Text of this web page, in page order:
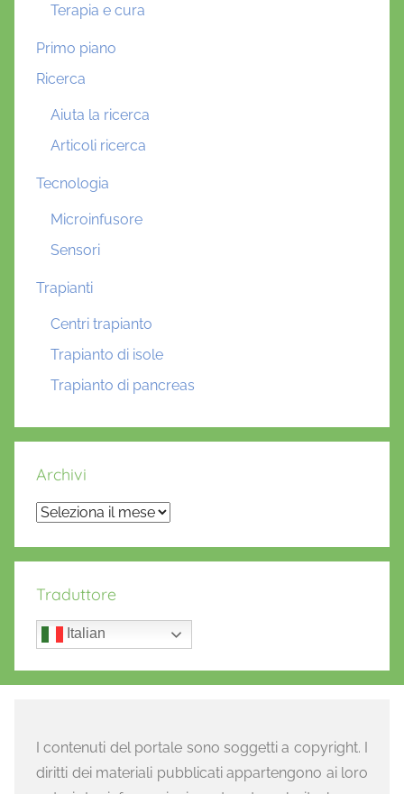
Terapia e cura
Primo piano
Ricerca
Aiuta la ricerca
Articoli ricerca
Tecnologia
Microinfusore
Sensori
Trapianti
Centri trapianto
Trapianto di isole
Trapianto di pancreas
Archivi
Archivi
Traduttore
Italian
I contenuti del portale sono soggetti a copyright. I
diritti dei materiali pubblicati appartengono ai loro